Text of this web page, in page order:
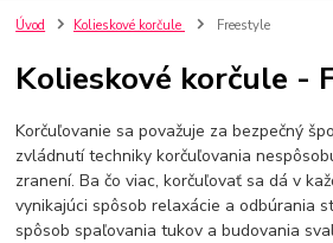
Úvod Kolieskové korčule Freestyle
Kolieskové korčule -
Korčuľovanie sa považuje za bezpečný
zvládnutí techniky korčuľovania
zranení. Ba čo viac, korčuľovať sa dá v
vynikajúci spôsob relaxácie a odbúrania
spôsob spaľovania tukov a budovania